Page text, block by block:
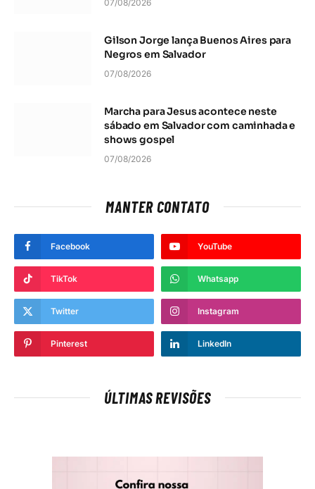
07/08/2026
Gilson Jorge lança Buenos Aires para
Negros em Salvador
07/08/2026
Marcha para Jesus acontece neste
sábado em Salvador com caminhada e
shows gospel
07/08/2026
MANTER CONTATO
Facebook YouTube
TikTok Whatsapp
Twitter Instagram
Pinterest LinkedIn
ÚLTIMAS REVISÕES